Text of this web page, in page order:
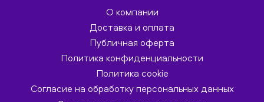
О компании
Доставка и оплата
Публичная оферта
Политика конфиденциальности
Политика cookie
Согласие на обработку персональных данных